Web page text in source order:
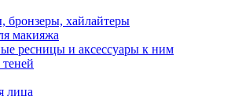
бронзеры, хайлайтеры
макияжа
ресницы и аксессуары к ним
лица